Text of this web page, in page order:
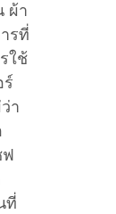
ผ้า
รที่
ใช้
า
ฟ
ที่